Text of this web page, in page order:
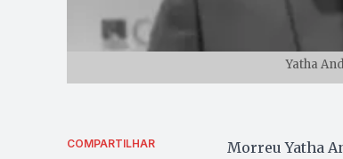
Yatha
COMPARTILHAR
Morreu Yatha